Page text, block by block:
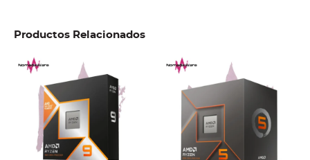
Productos Relacionados